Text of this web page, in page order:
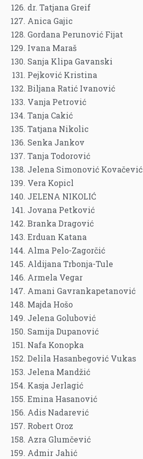
dr. Tatjana Greif
Anica Gajic
Gordana Perunović Fijat
Ivana Maraš
Sanja Klipa Gavanski
Pejković Kristina
Biljana Ratić Ivanović
Vanja Petrović
Tanja Cakić
Tatjana Nikolic
Senka Jankov
Tanja Todorović
Jelena Simonović Kovačević
Vera Kopicl
JELENA NIKOLIĆ
Jovana Petković
Branka Dragović
Erduan Katana
Alma Pelo-Zagorčić
Aldijana Trbonja-Tule
Armela Vegar
Amani Gavrankapetanović
Majda Hošo
Jelena Golubović
Samija Dupanović
Nafa Konopka
Delila Hasanbegović Vukas
Jelena Mandžić
Kasja Jerlagić
Emina Hasanović
Adis Nadarević
Robert Oroz
Azra Glumčević
Admir Jahić